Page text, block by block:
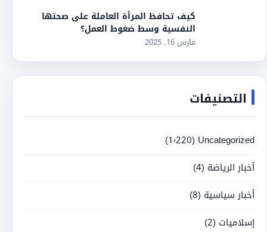
كيف تحافظ المرأة العاملة على صحتها
النفسية وسط ضغوط العمل؟
مارس 16, 2025
التصنيفات
Uncategorized (1٬220)
أخبار الرياضة (4)
أخبار سياسية (8)
إسلاميات (2)